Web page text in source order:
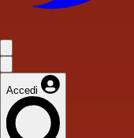
Accedi